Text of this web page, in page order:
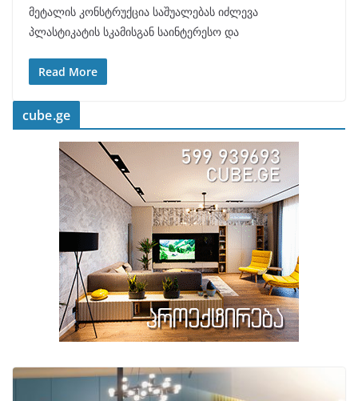
მეტალის კონსტრუქცია საშუალებას იძლევა
პლასტიკატის სკამისგან საინტერესო და
Read More
cube.ge